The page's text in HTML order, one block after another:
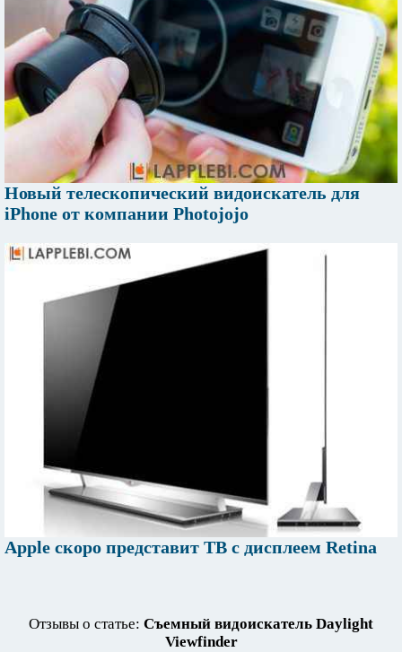
Новый телескопический видоискатель для
iPhone от компании Photojojo
Apple скоро представит ТВ с дисплеем Retina
Отзывы о статье: Съемный видоискатель Daylight
Viewfinder